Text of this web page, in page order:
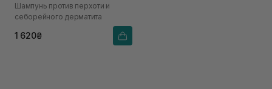
Шампунь против перхоти и
себорейного дерматита
1 620₴